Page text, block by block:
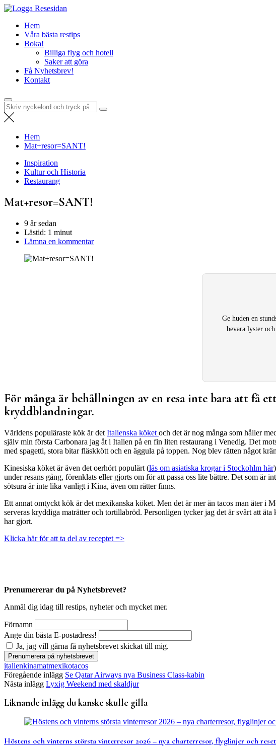
Hoppa
innehåll
Din resa börjar här – utflykter, guider och resetips för alla äventyr
Hem
Våra bästa restips
Boka!
Billiga flyg och hotell
Saker att göra
Få Nyhetsbrev!
Kontakt
Sök
efter:
Hem
Mat+resor=SANT!
Inspiration
Kultur och Historia
Restaurang
Mat+resor=SANT!
9 år sedan
Lästid: 1 minut
Lämna en kommentar
Ge huden en
bevara lyster
För många är behållningen av en resa inte bara att få
kryddblandningar.
Världens populäraste kök är det Italienska köket och det är nog många som håller
själv min första Carbonara jag åt i Italien på en fin liten restaurang i Venedig. Det
med spagetti, stora bitar fläskkött och en äggula på toppen. Nog blev rätten något
Kinesiska köket är även det oerhört populärt (läs om asiatiska krogar i Stockohlm här
under resans gång, förenklats eller gjorts om för att passa oss lite bättre. Det som är
sötsura är inte lika vanligt i Kina, även om rätter finns.
Ett annat omtyckt kök är det mexikanska köket. Men det är mer än tacos man äter i
serveras kryddiga maträtter och tortillabröd. Personligen tycker jag det är svårt att
har gjort.
Klicka här för att ta del av receptet =>
Prenumererar du på Nyhetsbrevet?
Anmäl dig idag till restips, nyheter och mycket mer.
Förnamn
Ange din bästa E-postadress!
Ja, jag vill gärna få nyhetsbrevet skickat till mig.
italienkinamatmexikotacos
Föregående inlägg Se Qatar Airways nya Business Class-kabin
Nästa inlägg Lyxig Weekend med skaldjur
Liknande inlägg du kanske skulle gilla
Höstens och vinterns största vinterresor 2026 – nya charterresor, flyglinjer och